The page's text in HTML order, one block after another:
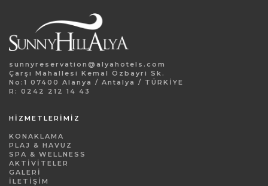
sunnyreservation@alyahotels.com
Çarşı Mahallesi Kemal Özbayri Sk.
No:1 07400 Alanya / Antalya / TÜRKİYE
R: 0242 212 14 43
HİZMETLERİMİZ
KONAKLAMA
PLAJ & HAVUZ
SPA & WELLNESS
AKTIVITELER
GALERI
İLETIŞIM